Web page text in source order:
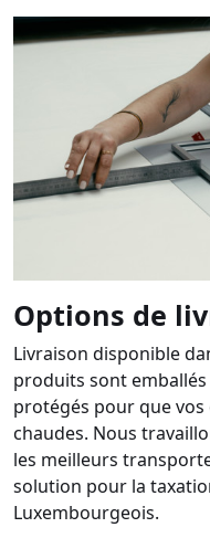
Options de
Livraison disponible
produits sont
protégés pour que
chaudes. Nous
les meilleurs
solution pour la
Luxembourgeois.